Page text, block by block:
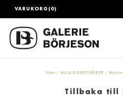
VARUKORG(0)
Hem ALLA KONSTNÄRER
Tillbaka till